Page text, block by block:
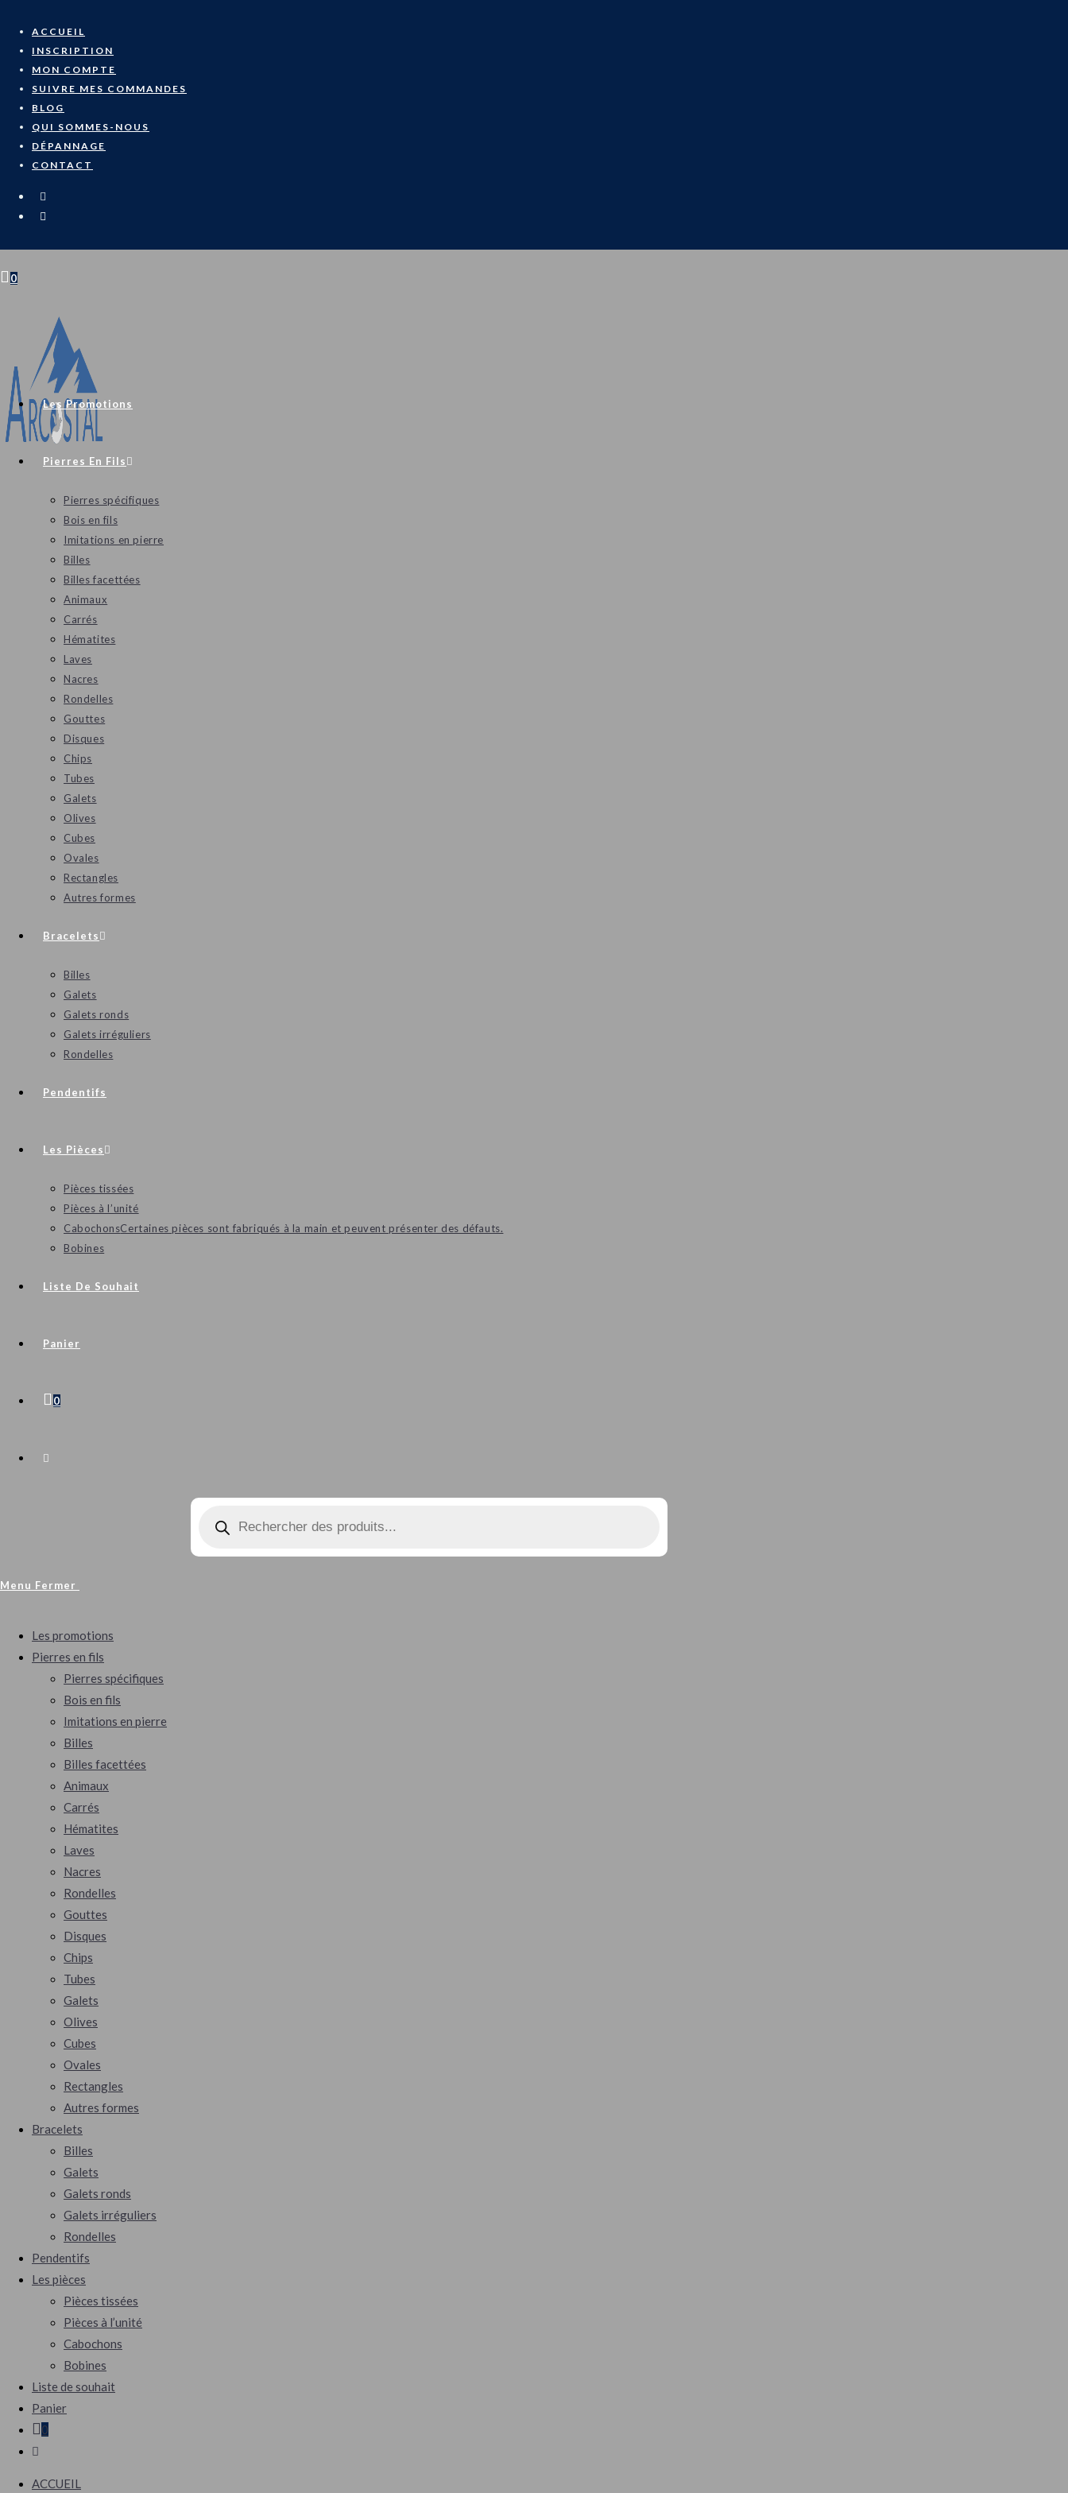
content
ACCUEIL
INSCRIPTION
MON COMPTE
SUIVRE MES COMMANDES
BLOG
QUI SOMMES-NOUS
DÉPANNAGE
CONTACT
0
Les Promotions
Pierres En Fils
Pierres spécifiques
Bois en fils
Imitations en pierre
Billes
Billes facettées
Animaux
Carrés
Hématites
Laves
Nacres
Rondelles
Gouttes
Disques
Chips
Tubes
Galets
Olives
Cubes
Ovales
Rectangles
Autres formes
Bracelets
Billes
Galets
Galets ronds
Galets irréguliers
Rondelles
Pendentifs
Les Pièces
Pièces tissées
Pièces à l’unité
CabochonsCertaines pièces sont fabriqués à la main et peuvent présenter des défauts.
Bobines
Liste De Souhait
Panier
0
Toggle
produits
Menu Fermer
Les promotions
Pierres en fils
Pierres spécifiques
Bois en fils
Imitations en pierre
Billes
Billes facettées
Animaux
Carrés
Hématites
Laves
Nacres
Rondelles
Gouttes
Disques
Chips
Tubes
Galets
Olives
Cubes
Ovales
Rectangles
Autres formes
Bracelets
Billes
Galets
Galets ronds
Galets irréguliers
Rondelles
Pendentifs
Les pièces
Pièces tissées
Pièces à l’unité
Cabochons
Bobines
Liste de souhait
Panier
0
Toggle
ACCUEIL